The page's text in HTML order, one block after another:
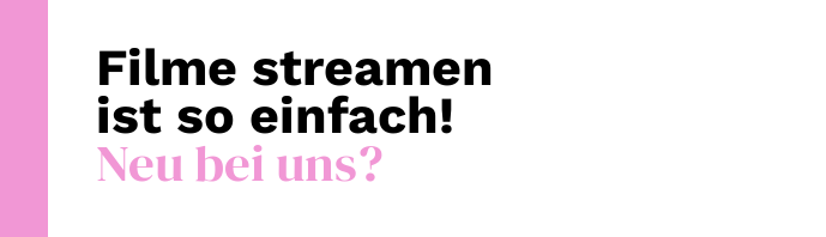
Filme streamen
ist so einfach!
Neu bei uns?